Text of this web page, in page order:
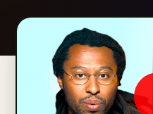
Nous soutenir
Qui Sommes Nous ?